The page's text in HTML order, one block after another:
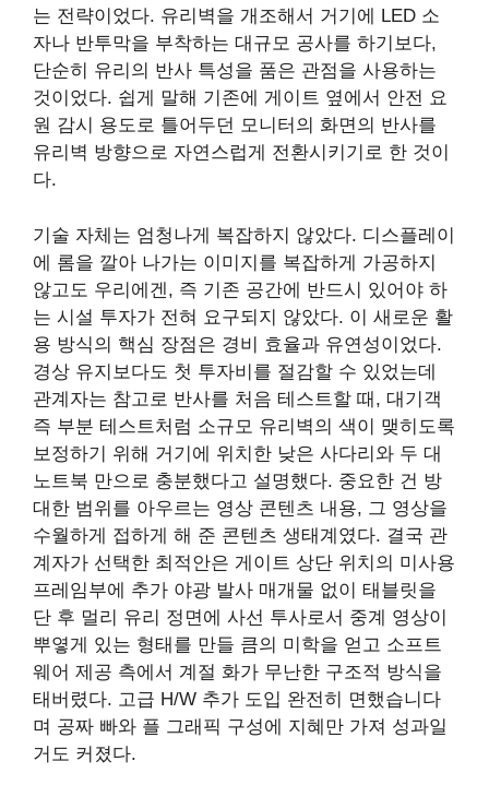
는 전략이었다. 유리벽을 개조해서 거기에 LED 소
자나 반투막을 부착하는 대규모 공사를 하기보다,
단순히 유리의 반사 특성을 품은 관점을 사용하는
것이었다. 쉽게 말해 기존에 게이트 옆에서 안전 요
원 감시 용도로 틀어두던 모니터의 화면의 반사를
유리벽 방향으로 자연스럽게 전환시키기로 한 것이
다.
기술 자체는 엄청나게 복잡하지 않았다. 디스플레이
에 롬을 깔아 나가는 이미지를 복잡하게 가공하지
않고도 우리에겐, 즉 기존 공간에 반드시 있어야 하
는 시설 투자가 전혀 요구되지 않았다. 이 새로운 활
용 방식의 핵심 장점은 경비 효율과 유연성이었다.
경상 유지보다도 첫 투자비를 절감할 수 있었는데
관계자는 참고로 반사를 처음 테스트할 때, 대기객
즉 부분 테스트처럼 소규모 유리벽의 색이 맺히도록
보정하기 위해 거기에 위치한 낮은 사다리와 두 대
노트북 만으로 충분했다고 설명했다. 중요한 건 방
대한 범위를 아우르는 영상 콘텐츠 내용, 그 영상을
수월하게 접하게 해 준 콘텐츠 생태계였다. 결국 관
계자가 선택한 최적안은 게이트 상단 위치의 미사용
프레임부에 추가 야광 발사 매개물 없이 태블릿을
단 후 멀리 유리 정면에 사선 투사로서 중계 영상이
뿌옇게 있는 형태를 만들 큼의 미학을 얻고 소프트
웨어 제공 측에서 계절 화가 무난한 구조적 방식을
태버렸다. 고급 H/W 추가 도입 완전히 면했습니다
며 공짜 빠와 플 그래픽 구성에 지혜만 가져 성과일
거도 커졌다.